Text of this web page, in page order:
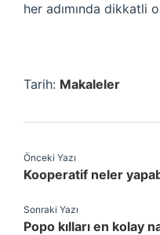
her adımında dikkatli
Tarih: Makaleler
Önceki Yazı
Kooperatif neler
Sonraki Yazı
Popo kılları en kolay